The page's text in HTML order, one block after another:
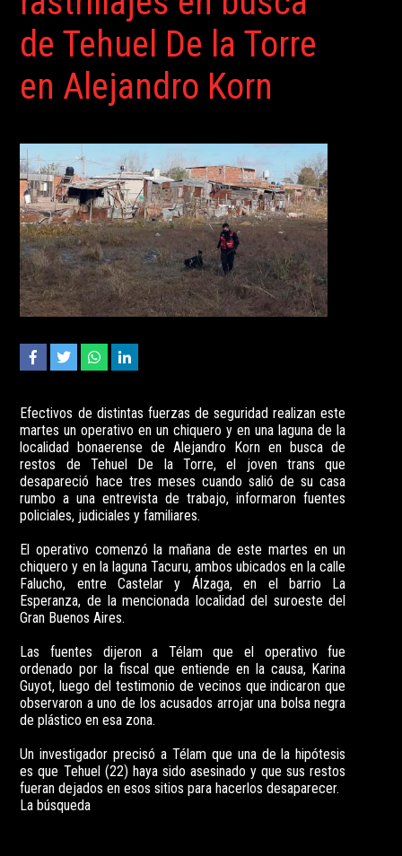
de Tehuel De la Torre
en Alejandro Korn
Efectivos de distintas fuerzas de seguridad realizan este
martes un operativo en un chiquero y en una laguna de la
localidad bonaerense de Alejandro Korn en busca de
restos de Tehuel De la Torre, el joven trans que
desapareció hace tres meses cuando salió de su casa
rumbo a una entrevista de trabajo, informaron fuentes
policiales, judiciales y familiares.
El operativo comenzó la mañana de este martes en un
chiquero y en la laguna Tacuru, ambos ubicados en la calle
Falucho, entre Castelar y Álzaga, en el barrio La
Esperanza, de la mencionada localidad del suroeste del
Gran Buenos Aires.
Las fuentes dijeron a Télam que el operativo fue
ordenado por la fiscal que entiende en la causa, Karina
Guyot, luego del testimonio de vecinos que indicaron que
observaron a uno de los acusados arrojar una bolsa negra
de plástico en esa zona.
Un investigador precisó a Télam que una de la hipótesis
es que Tehuel (22) haya sido asesinado y que sus restos
fueran dejados en esos sitios para hacerlos desaparecer.
La búsqueda